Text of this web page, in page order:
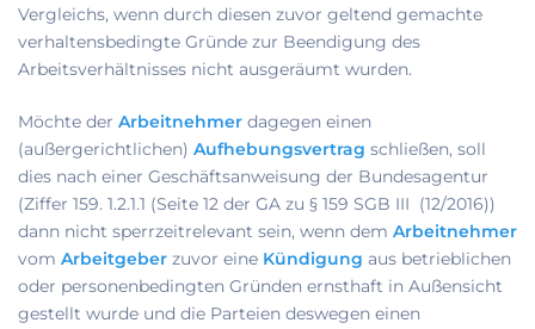
Vergleichs, wenn durch diesen zuvor geltend gemachte
verhaltensbedingte Gründe zur Beendigung des
Arbeitsverhältnisses nicht ausgeräumt wurden.
Möchte der Arbeitnehmer dagegen einen
(außergerichtlichen) Aufhebungsvertrag schließen, soll
dies nach einer Geschäftsanweisung der Bundesagentur
(Ziffer 159. 1.2.1.1 (Seite 12 der GA zu § 159 SGB III (12/2016))
dann nicht sperrzeitrelevant sein, wenn dem Arbeitnehmer
vom Arbeitgeber zuvor eine Kündigung aus betrieblichen
oder personenbedingten Gründen ernsthaft in Außensicht
gestellt wurde und die Parteien deswegen einen